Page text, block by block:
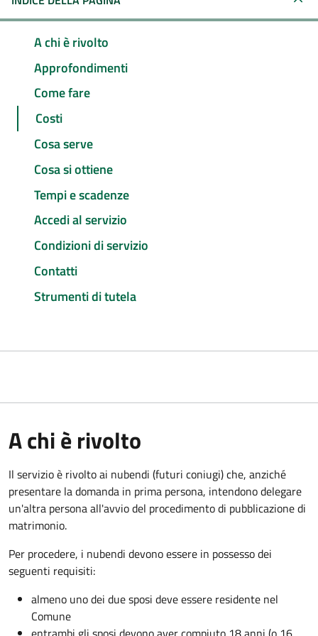
A chi è rivolto
Approfondimenti
Come fare
Costi
Cosa serve
Cosa si ottiene
Tempi e scadenze
Accedi al servizio
Condizioni di servizio
Contatti
Strumenti di tutela
A chi è rivolto
Il servizio è rivolto ai nubendi (futuri coniugi) che, anziché
presentare la domanda in prima persona, intendono delegare
un'altra persona all'avvio del procedimento di pubblicazione di
matrimonio.
Per procedere, i nubendi devono essere in possesso dei
seguenti requisiti:
almeno uno dei due sposi deve essere residente nel
Comune